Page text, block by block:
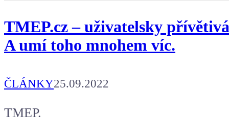
TMEP.cz – uživatelsky
A umí toho mnohem víc.
ČLÁNKY25.09.2022
TMEP.